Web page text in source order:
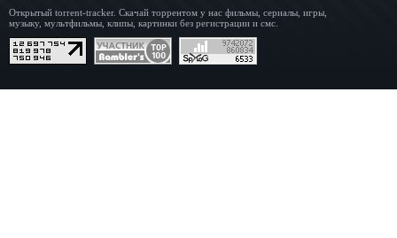
Открытый torrent-tracker. Скачай торрентом у нас фильмы, сериалы, игры,
музыку, мультфильмы, клипы, картинки без регистрации и смс.